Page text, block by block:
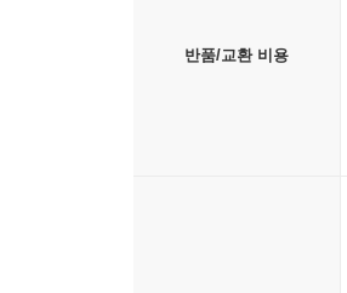
사용함으로써, 우리말 어
또한 특정 의미를 전달
않더라도 적극 활용하려
부분에서 반복적인 단어
누구보다 앤을 사랑한 역
반품/교환 비용